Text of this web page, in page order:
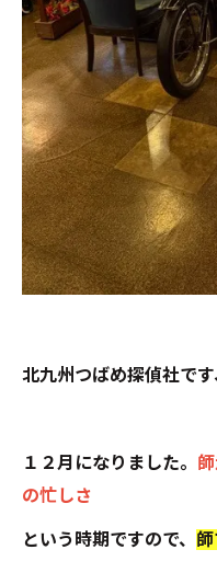
北九州つばめ探偵社です
１２月になりました。
の忙しさ
という時期ですので、